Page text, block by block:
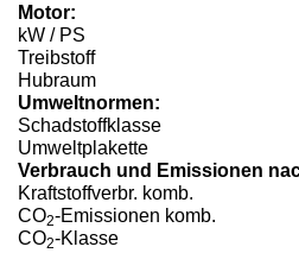
Motor:
kW / PS
Treibstoff
Hubraum
Umweltnormen:
Schadstoffklasse
Umweltplakette
Verbrauch und Emissionen
Kraftstoffverbr. komb.
CO2-Emissionen komb.
CO2-Klasse